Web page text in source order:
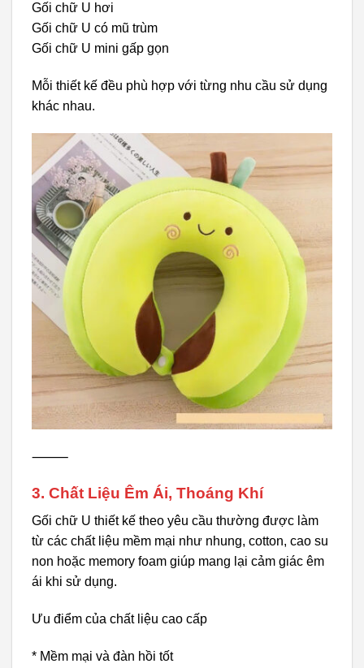
Gối chữ U hơi
Gối chữ U có mũ trùm
Gối chữ U mini gấp gọn
Mỗi thiết kế đều phù hợp với từng nhu cầu sử dụng
khác nhau.
⸻
3. Chất Liệu Êm Ái, Thoáng Khí
Gối chữ U thiết kế theo yêu cầu thường được làm
từ các chất liệu mềm mại như nhung, cotton, cao su
non hoặc memory foam giúp mang lại cảm giác êm
ái khi sử dụng.
Ưu điểm của chất liệu cao cấp
* Mềm mại và đàn hồi tốt